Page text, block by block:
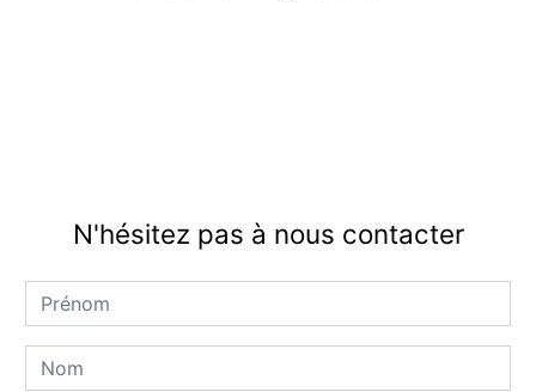
N'hésitez pas à nous contacter